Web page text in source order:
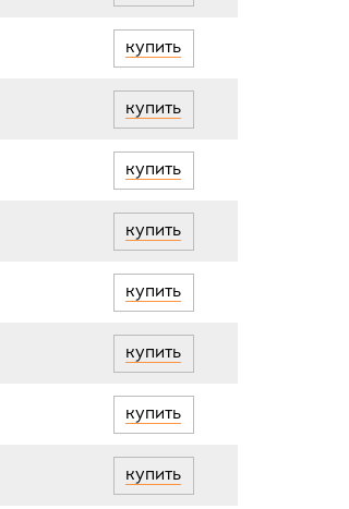
купить
купить
купить
купить
купить
купить
купить
купить